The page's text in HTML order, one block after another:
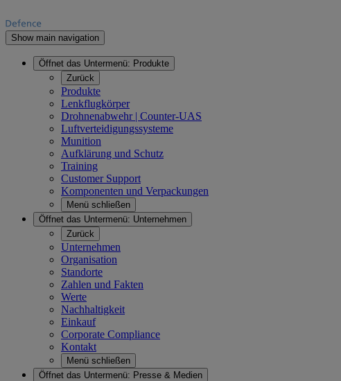
Show main navigation
Öffnet das Untermenü: Produkte
Zurück
Produkte
Lenkflugkörper
Drohnenabwehr | Counter-UAS
Luftverteidigungssysteme
Munition
Aufklärung und Schutz
Training
Customer Support
Komponenten und Verpackungen
Menü schließen
Öffnet das Untermenü: Unternehmen
Zurück
Unternehmen
Organisation
Standorte
Zahlen und Fakten
Werte
Nachhaltigkeit
Einkauf
Corporate Compliance
Kontakt
Menü schließen
Öffnet das Untermenü: Presse & Medien